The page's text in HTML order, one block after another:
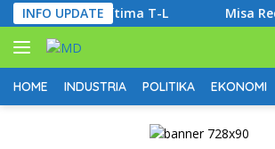
Skip
to
content
INFO UPDATE
Marítima T-L Misa Requiem
HOME INDUSTRIA POLITIKA EKONOMI